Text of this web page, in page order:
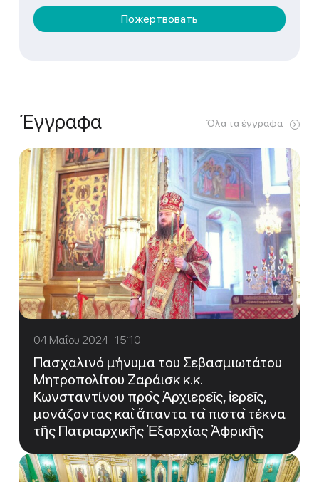
Пожертвовать
Έγγραφα Όλα τα έγγραφα
04 Μαΐου 2024 15:10
Πασχαλινό μήνυμα του Σεβασμιωτάτου
Μητροπολίτου Ζαράισκ κ.κ.
Κωνσταντίνου πρὸς Ἀρχιερεῖς, ἱερεῖς,
μονάζοντας καὶ ἅπαντα τὰ πιστὰ τέκνα
τῆς Πατριαρχικῆς Ἐξαρχίας Ἀφρικῆς